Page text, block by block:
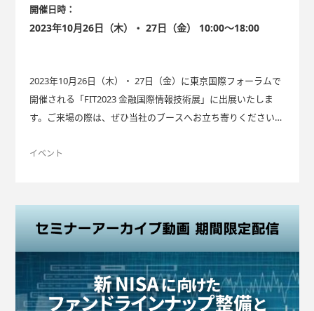
開催日時：
2023年10月26日（木）・ 27日（金） 10:00～18:00
2023年10月26日（木）・ 27日（金）に東京国際フォーラムで
開催される「FIT2023 金融国際情報技術展」に出展いたしま
す。ご来場の際は、ぜひ当社のブースへお立ち寄りください。
するBPOサービス「重要情報シートサポートサービス」、重要
ASPサービス「Web Asset Manager」などについての展示を予
定しております。
イベント